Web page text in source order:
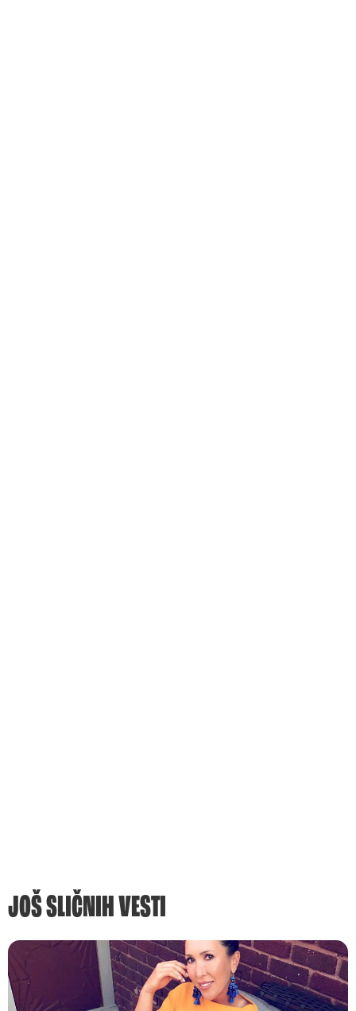
JOŠ SLIČNIH VESTI